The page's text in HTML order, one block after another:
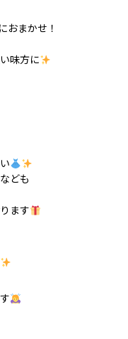
おまかせ！
味方に
ども
ます